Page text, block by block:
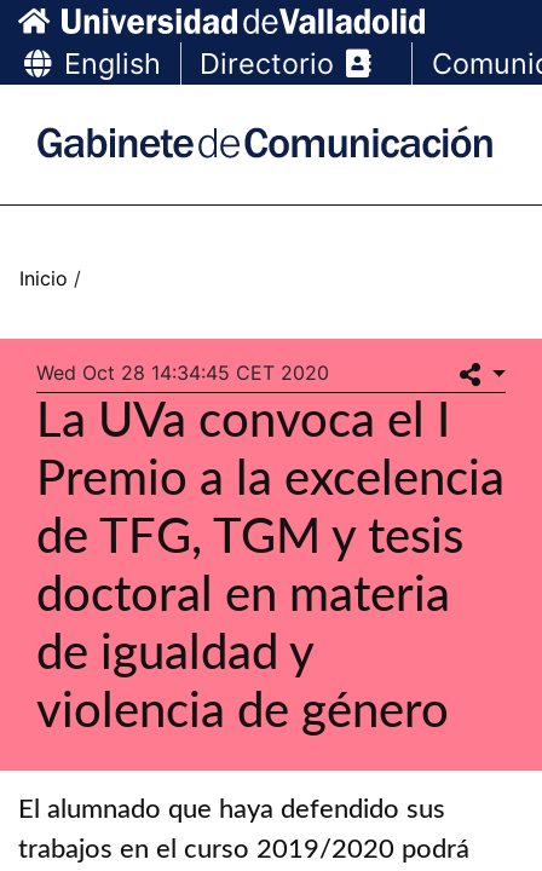
English Directorio
Wed Oct 28 14:34:45 CET 2020
La UVa convoca el I
Premio a la excelencia
de TFG, TGM y tesis
doctoral en materia
de igualdad y
violencia de género
El alumnado que haya defendido sus
trabajos en el curso 2019/2020 podrá